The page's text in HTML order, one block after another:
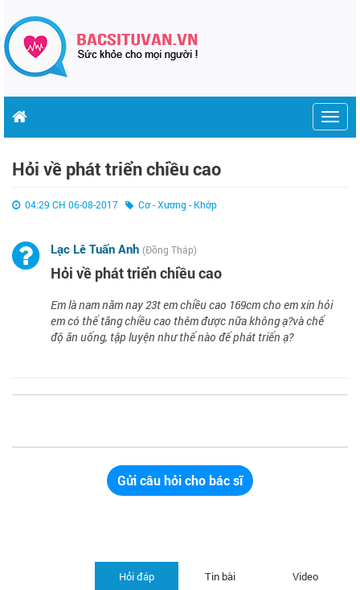
Hỏi về phát triển chiều cao
04:29 CH 06-08-2017 Cơ - Xương - Khớp
Lạc Lê Tuấn Anh (Đồng Tháp)
Hỏi về phát triển chiều cao
Em là nam năm nay 23t em chiều cao 169cm cho em xin hỏi
em có thể tăng chiều cao thêm được nữa không ạ?và chế
độ ăn uống, tập luyện như thế nào để phát triển ạ?
Gửi câu hỏi cho bác sĩ
Video
Tin bài
Hỏi đáp